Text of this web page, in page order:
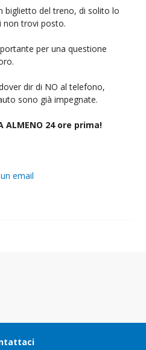
biglietto del treno, di solito lo
non trovi posto.
per una questione
dir di NO al telefono,
sono già impegnate.
ALMENO 24 ore prima!
email